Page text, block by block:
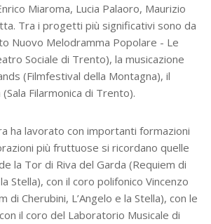
Miaroma, Lucia Palaoro, Maurizio
Tra i progetti più significativi sono da
Nuovo Melodramma Popolare - Le
Sociale di Trento), la musicazione
(Filmfestival della Montagna), il
Filarmonica di Trento).
ha lavorato con importanti formazioni
più fruttuose si ricordano quelle
la Tor di Riva del Garda (Requiem di
Stella), con il coro polifonico Vincenzo
di Cherubini, L’Angelo e la Stella), con le
il coro del Laboratorio Musicale di